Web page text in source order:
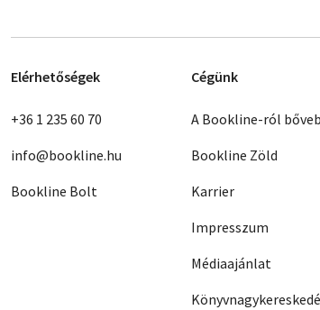
Elérhetőségek
+36 1 235 60 70
info@bookline.hu
Bookline Bolt
Cégünk
A Bookline-ról
Bookline Zöld
Karrier
Impresszum
Médiaajánlat